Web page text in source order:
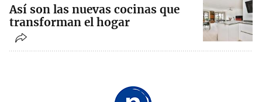
Así son las nuevas cocinas que
transforman el hogar